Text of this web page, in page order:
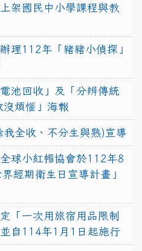
架國民中小學課程與教
理112年「豬豬小偵探」
池回收」及「分辨傳統
沒煩惱」海報
我全收、不分生與熟)宣導
球小紅帽協會於112年8
經期衛生日宣導計畫」
「一次用旅宿用品限制
自114年1月1日起施行